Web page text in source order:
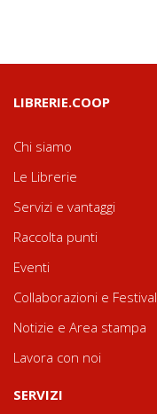
LIBRERIE.COOP
Chi siamo
Le Librerie
Servizi e vantaggi
Raccolta punti
Eventi
Collaborazioni e Festival
Notizie e Area stampa
Lavora con noi
SERVIZI